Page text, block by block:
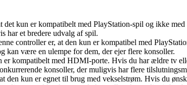
det kun er kompatibelt med PlayStation-spil og ikke
har et bredere udvalg af spil.
controller er, at den kun er kompatibel med
kan være en ulempe for dem, der ejer flere konsoller.
kompatibelt med HDMI-porte. Hvis du har ældre tv
konsoller, der muligvis har flere
den kun er egnet til brug med vekselstrøm. Hvis du